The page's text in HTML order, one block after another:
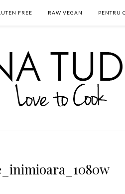
FREE RAW VEGAN PENTRU